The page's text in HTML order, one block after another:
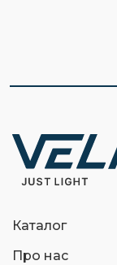
Каталог
Про нас